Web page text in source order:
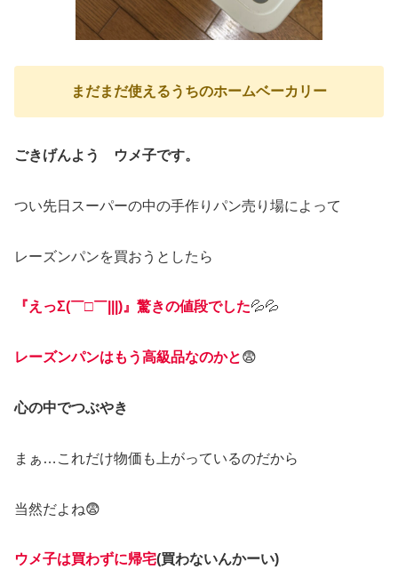
まだまだ使えるうちのホームベーカリー
ごきげんよう ウメ子です。
つい先日スーパーの中の手作りパン売り場によって
レーズンパンを買おうとしたら
『えっΣ(￣□￣|||)』驚きの値段でした💦💦
レーズンパンはもう高級品なのかと😨
心の中でつぶやき
まぁ…これだけ物価も上がっているのだから
当然だよね😨
ウメ子は買わずに帰宅(買わないんかーい)